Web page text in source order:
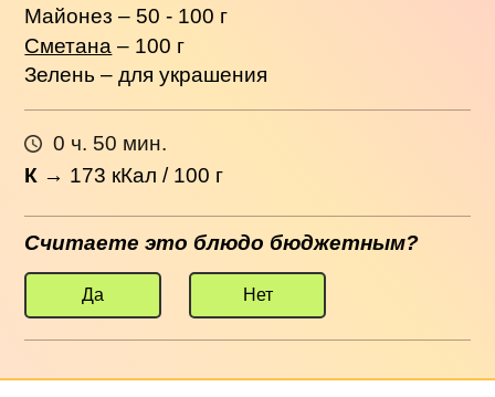
Майонез – 50 - 100 г
Сметана – 100 г
Зелень – для украшения
0 ч. 50 мин.
К → 173 кКал / 100 г
Считаете это блюдо бюджетным?
Да Нет